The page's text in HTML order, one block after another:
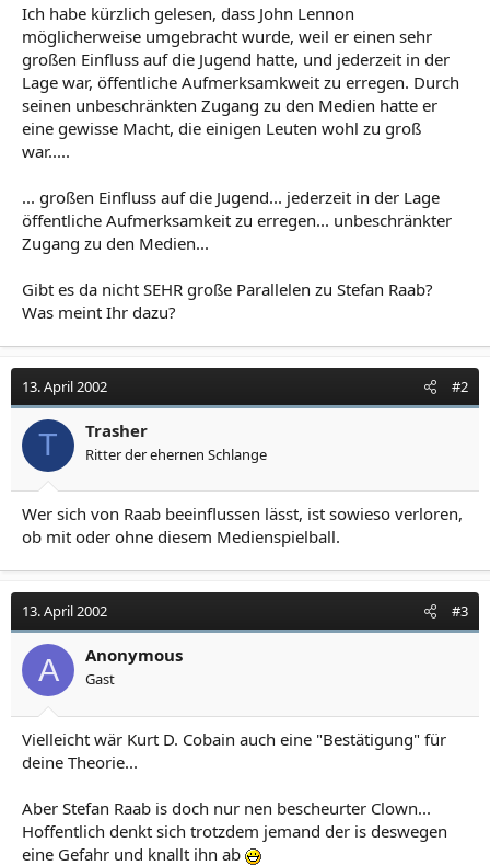
Ich habe kürzlich gelesen, dass John Lennon
möglicherweise umgebracht wurde, weil er einen sehr
großen Einfluss auf die Jugend hatte, und jederzeit in der
Lage war, öffentliche Aufmerksamkweit zu erregen. Durch
seinen unbeschränkten Zugang zu den Medien hatte er
eine gewisse Macht, die einigen Leuten wohl zu groß
war.....
... großen Einfluss auf die Jugend... jederzeit in der Lage
öffentliche Aufmerksamkeit zu erregen... unbeschränkter
Zugang zu den Medien...
Gibt es da nicht SEHR große Parallelen zu Stefan Raab?
Was meint Ihr dazu?
13. April 2002 #2
T Trasher
Ritter der ehernen Schlange
Wer sich von Raab beeinflussen lässt, ist sowieso verloren,
ob mit oder ohne diesem Medienspielball.
13. April 2002 #3
A Anonymous
Gast
Vielleicht wär Kurt D. Cobain auch eine "Bestätigung" für
deine Theorie...
Aber Stefan Raab is doch nur nen bescheurter Clown...
Hoffentlich denkt sich trotzdem jemand der is deswegen
eine Gefahr und knallt ihn ab